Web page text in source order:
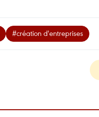
#création d'entreprises